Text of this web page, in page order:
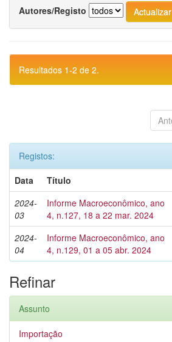
Autores/Registo
Resultados 1-2 de 2.
Registos:
Data
Título
2024-
03
Informe Macroeconômico, ano
4, n.127, 18 a 22 mar. 2024
2024-
04
Informe Macroeconômico, ano
4, n.129, 01 a 05 abr. 2024
Refinar
Assunto
Importação